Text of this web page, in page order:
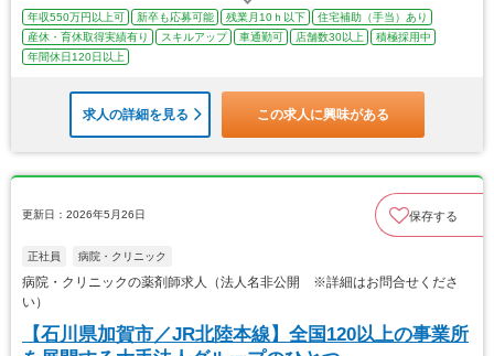
年収550万円以上可 新卒も応募可能 残業月10ｈ以下
住宅補助（手当）あり
産休・育休取得実績有り
スキルアップ 車通勤可 店舗数30以上
積極採用中
年間休日120日以上
求人の詳細を見る この求人に興味がある
更新日：2026年5月26日 保存する
正社員 病院・クリニック
病院・クリニックの薬剤師求人（法人名非公開 ※詳細はお問合せくださ
い）
【石川県加賀市／JR北陸本線】全国120以上の事業所